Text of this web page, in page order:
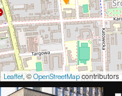
Leaflet, © OpenStreetMap contributors